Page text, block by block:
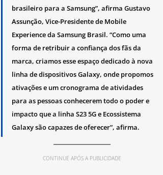
brasileiro para a Samsung”, afirma Gustavo
Assunção, Vice-Presidente de Mobile
Experience da Samsung Brasil. “Como uma
forma de retribuir a confiança dos fãs da
marca, criamos esse espaço dedicado à nova
linha de dispositivos Galaxy, onde propomos
ativações e um cronograma de atividades
para as pessoas conhecerem todo o poder e
impacto que a linha S23 5G e Ecossistema
Galaxy são capazes de oferecer”, afirma.
CONTINUE APÓS A PUBLICIDADE